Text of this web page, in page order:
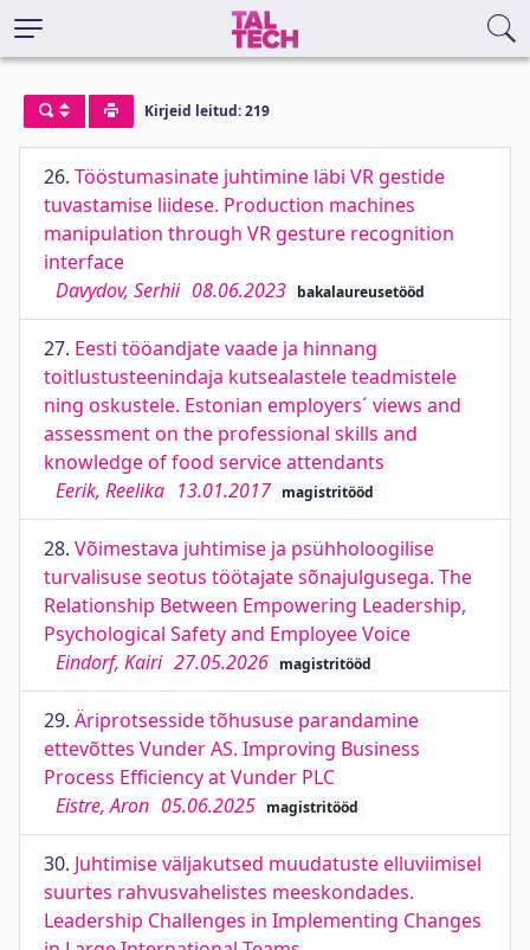
Kirjeid leitud: 219
26. Tööstumasinate juhtimine läbi VR gestide
tuvastamise liidese. Production machines
manipulation through VR gesture recognition
interface
Davydov, Serhii 08.06.2023 bakalaureusetööd
27. Eesti tööandjate vaade ja hinnang
toitlustusteenindaja kutsealastele teadmistele
ning oskustele. Estonian employers´ views and
assessment on the professional skills and
knowledge of food service attendants
Eerik, Reelika 13.01.2017 magistritööd
28. Võimestava juhtimise ja psühholoogilise
turvalisuse seotus töötajate sõnajulgusega. The
Relationship Between Empowering Leadership,
Psychological Safety and Employee Voice
Eindorf, Kairi 27.05.2026 magistritööd
29. Äriprotsesside tõhususe parandamine
ettevõttes Vunder AS. Improving Business
Process Efficiency at Vunder PLC
Eistre, Aron 05.06.2025 magistritööd
30. Juhtimise väljakutsed muudatuste elluviimisel
suurtes rahvusvahelistes meeskondades.
Leadership Challenges in Implementing Changes